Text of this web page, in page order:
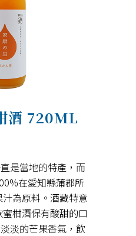
酒 720ML
是當地的特產，而
在愛知縣蒲郡所
為原料。酒藏特意
柑酒保有酸甜的口
淡的芒果香氣，飲